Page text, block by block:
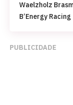
Waelzholz
B’Energy Racing
PUBLICIDADE